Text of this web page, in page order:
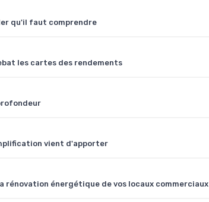
qu'il faut comprendre
les cartes des rendements
vient d'apporter
énergétique de vos locaux commerciaux